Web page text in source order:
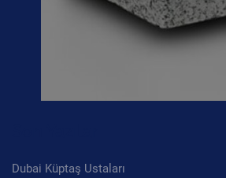
Dubai Küptaş Ustaları